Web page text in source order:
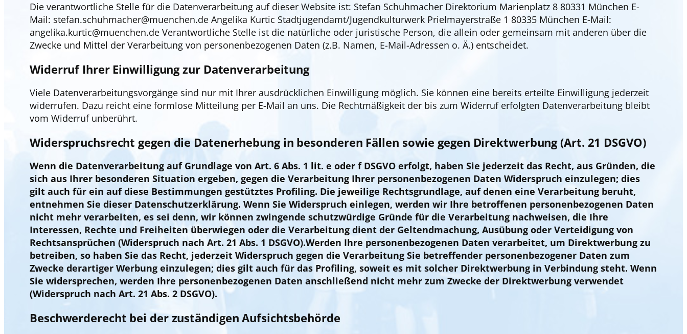
Die verantwortliche Stelle für die Datenverarbeitung auf dieser Website ist: Stefan Schuhmacher Direktorium Marienplatz 8 80331 München E-
Mail: stefan.schuhmacher@muenchen.de Angelika Kurtic Stadtjugendamt/Jugendkulturwerk Prielmayerstraße 1 80335 München E-Mail:
angelika.kurtic@muenchen.de Verantwortliche Stelle ist die natürliche oder juristische Person, die allein oder gemeinsam mit anderen über die
Zwecke und Mittel der Verarbeitung von personenbezogenen Daten (z.B. Namen, E-Mail-Adressen o. Ä.) entscheidet.
Widerruf Ihrer Einwilligung zur Datenverarbeitung
Viele Datenverarbeitungsvorgänge sind nur mit Ihrer ausdrücklichen Einwilligung möglich. Sie können eine bereits erteilte Einwilligung jederzeit
widerrufen. Dazu reicht eine formlose Mitteilung per E-Mail an uns. Die Rechtmäßigkeit der bis zum Widerruf erfolgten Datenverarbeitung bleibt
vom Widerruf unberührt.
Widerspruchsrecht gegen die Datenerhebung in besonderen Fällen sowie gegen Direktwerbung (Art. 21 DSGVO)
Wenn die Datenverarbeitung auf Grundlage von Art. 6 Abs. 1 lit. e oder f DSGVO erfolgt, haben Sie jederzeit das Recht, aus Gründen, die
sich aus Ihrer besonderen Situation ergeben, gegen die Verarbeitung Ihrer personenbezogenen Daten Widerspruch einzulegen; dies
gilt auch für ein auf diese Bestimmungen gestütztes Profiling. Die jeweilige Rechtsgrundlage, auf denen eine Verarbeitung beruht,
entnehmen Sie dieser Datenschutzerklärung. Wenn Sie Widerspruch einlegen, werden wir Ihre betroffenen personenbezogenen Daten
nicht mehr verarbeiten, es sei denn, wir können zwingende schutzwürdige Gründe für die Verarbeitung nachweisen, die Ihre
Interessen, Rechte und Freiheiten überwiegen oder die Verarbeitung dient der Geltendmachung, Ausübung oder Verteidigung von
Rechtsansprüchen (Widerspruch nach Art. 21 Abs. 1 DSGVO).Werden Ihre personenbezogenen Daten verarbeitet, um Direktwerbung zu
betreiben, so haben Sie das Recht, jederzeit Widerspruch gegen die Verarbeitung Sie betreffender personenbezogener Daten zum
Zwecke derartiger Werbung einzulegen; dies gilt auch für das Profiling, soweit es mit solcher Direktwerbung in Verbindung steht. Wenn
Sie widersprechen, werden Ihre personenbezogenen Daten anschließend nicht mehr zum Zwecke der Direktwerbung verwendet
(Widerspruch nach Art. 21 Abs. 2 DSGVO).
Beschwerderecht bei der zuständigen Aufsichtsbehörde